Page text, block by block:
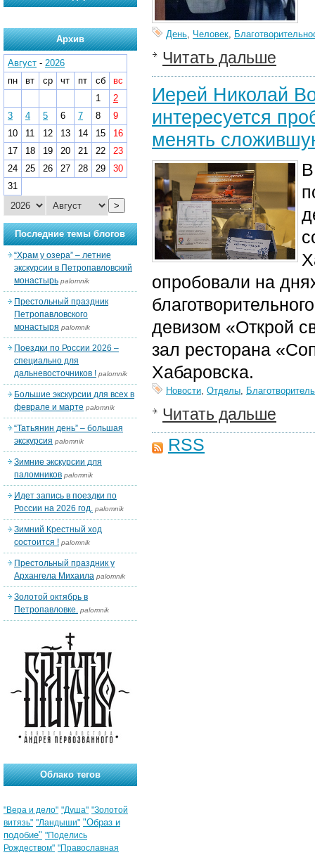
День, Человек,
Читать дальше
Иерей Николай
интересуется
менять
опробовали на
девизом «Открой
зал ресторана
Хабаровска.
Новости, Отделы,
Читать дальше
RSS
Архив
Август - 2026
пн
вт ср чт пт сб
вс
1
2
3
4 5 6 7 8
9
10
11 12 13 14 15
16
17
18 19 20 21 22
23
24
25 26 27 28 29
30
31
>
Последние темы блогов
“Храм у озера” – летние
экскурсии в Петропавловский
монастырь palomnik
Престольный праздник
Петропавловского
монастыря palomnik
Поездки по России 2026 –
специально для
дальневосточников ! palomnik
Большие экскурсии для всех в
феврале и марте palomnik
“Татьянин день” – большая
экскурсия palomnik
Зимние экскурсии для
паломников palomnik
Идет запись в поездки по
России на 2026 год. palomnik
Зимний Крестный ход
состоится ! palomnik
Престольный праздник у
Архангела Михаила palomnik
Золотой октябрь в
Петропавловке. palomnik
Облако тегов
"Вера и дело" "Душа" "Золотой
витязь" "Ландыши" "Образ и
подобие" "Поделись
Рождеством" "Православная